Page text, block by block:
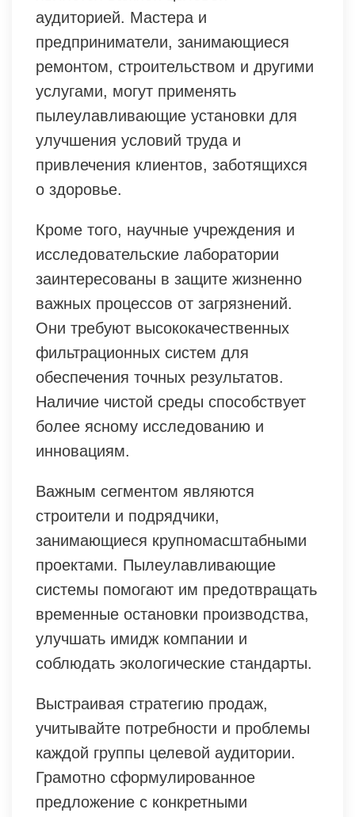
аудиторией. Мастера и
предприниматели, занимающиеся
ремонтом, строительством и другими
услугами, могут применять
пылеулавливающие установки для
улучшения условий труда и
привлечения клиентов, заботящихся
о здоровье.
Кроме того, научные учреждения и
исследовательские лаборатории
заинтересованы в защите жизненно
важных процессов от загрязнений.
Они требуют высококачественных
фильтрационных систем для
обеспечения точных результатов.
Наличие чистой среды способствует
более ясному исследованию и
инновациям.
Важным сегментом являются
строители и подрядчики,
занимающиеся крупномасштабными
проектами. Пылеулавливающие
системы помогают им предотвращать
временные остановки производства,
улучшать имидж компании и
соблюдать экологические стандарты.
Выстраивая стратегию продаж,
учитывайте потребности и проблемы
каждой группы целевой аудитории.
Грамотно сформулированное
предложение с конкретными